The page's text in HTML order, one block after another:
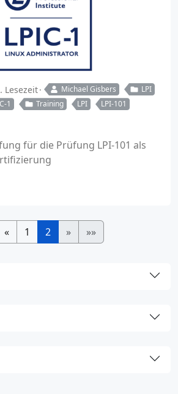
Lesezeit Michael Gisbers
LPI
1 Training LPI
LPI-101
für die Prüfung LPI-101 als
« 1 2 » »»